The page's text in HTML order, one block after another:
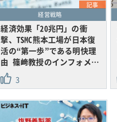
記事
経営戦略
経済効果「20兆円」の衝
撃、TSMC熊本工場が日本復
活の“第一歩”である明快理
由 篠﨑教授のインフォメ…
3